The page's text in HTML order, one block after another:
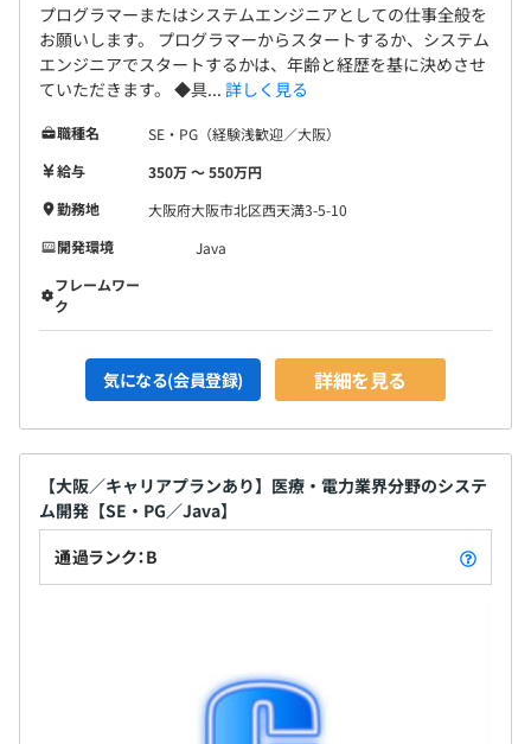
プログラマーまたはシステムエンジニアとしての仕事全般を
お願いします。 プログラマーからスタートするか、システム
エンジニアでスタートするかは、年齢と経歴を基に決めさせ
ていただきます。 ◆具... 詳しく見る
職種名
SE・PG（経験浅歓迎／大阪）
給与
350万 〜 550万円
勤務地
大阪府大阪市北区西天満3-5-10
開発環境
Java
フレームワー
ク
気になる(会員登録) 詳細を見る
【大阪／キャリアプランあり】医療・電力業界分野のシステ
ム開発【SE・PG／Java】
通過ランク：B